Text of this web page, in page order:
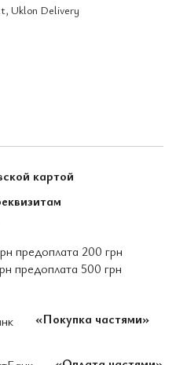
Uklon Delivery
картой
предоплата 200 грн
предоплата 500 грн
«Покупка частями»